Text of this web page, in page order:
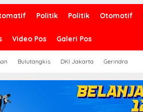
Politik Politik Otomotif
Video Pos Galeri Pos
Bulutangkis DKI Jakarta Gerindra